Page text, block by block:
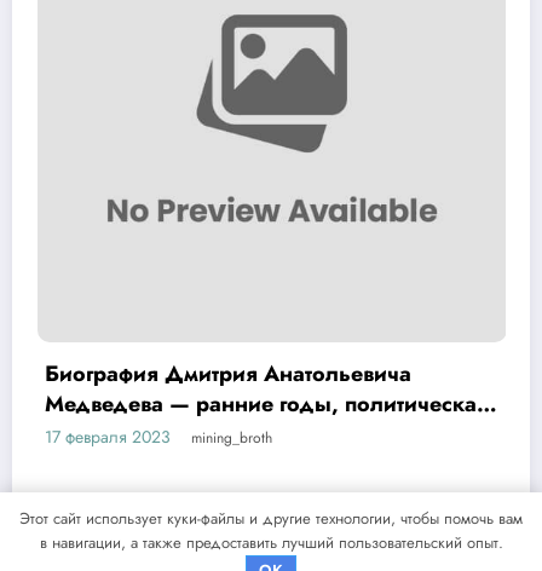
Дмитрия Анатольевича
— ранние годы, политическая
и достижения
2023 mining_broth
WordPress
Этот сайт использует куки-файлы и другие технологии, чтобы помочь вам
в навигации, а также предоставить лучший пользовательский опыт.